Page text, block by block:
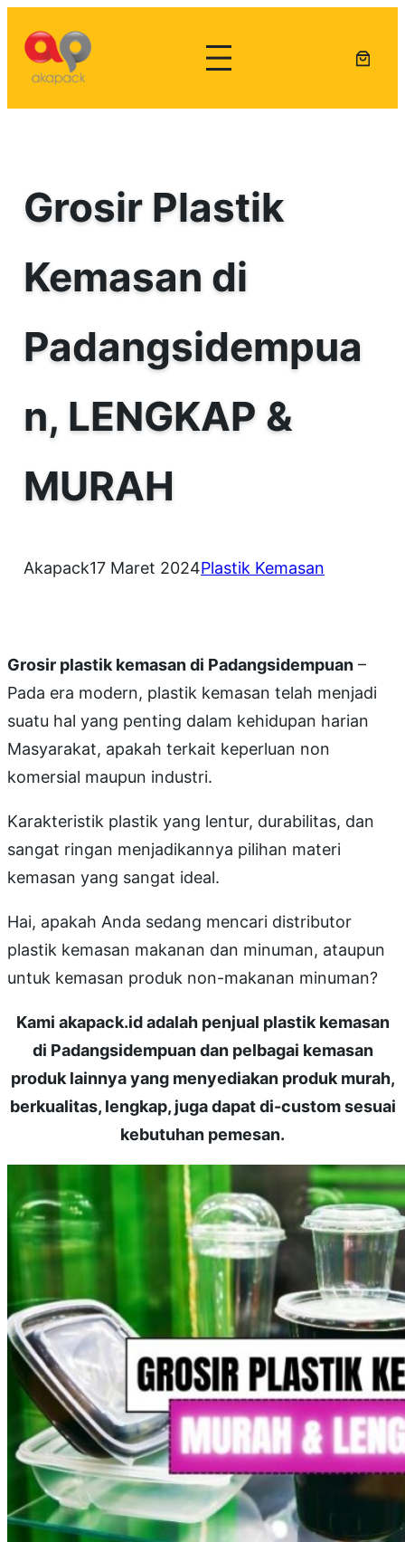
konten
Grosir Plastik
Kemasan di
Padangsidempua
n, LENGKAP &
MURAH
Akapack17 Maret 2024Plastik Kemasan
Grosir plastik kemasan di Padangsidempuan –
Pada era modern, plastik kemasan telah menjadi
suatu hal yang penting dalam kehidupan harian
Masyarakat, apakah terkait keperluan non
komersial maupun industri.
Karakteristik plastik yang lentur, durabilitas, dan
sangat ringan menjadikannya pilihan materi
kemasan yang sangat ideal.
Hai, apakah Anda sedang mencari distributor
plastik kemasan makanan dan minuman, ataupun
untuk kemasan produk non-makanan minuman?
Kami akapack.id adalah penjual plastik kemasan
di Padangsidempuan dan pelbagai kemasan
produk lainnya yang menyediakan produk murah,
berkualitas, lengkap, juga dapat di-custom sesuai
kebutuhan pemesan.